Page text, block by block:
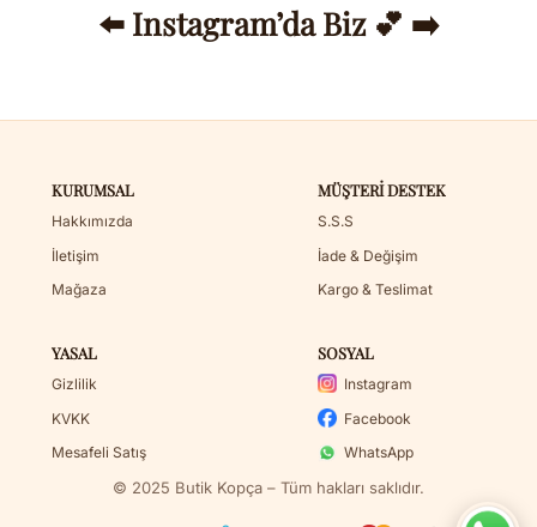
⬅️ Instagram’da Biz 💕 ➡️
KURUMSAL
Hakkımızda
İletişim
Mağaza
MÜŞTERI DESTEK
S.S.S
İade & Değişim
Kargo & Teslimat
YASAL
Gizlilik
KVKK
Mesafeli Satış
SOSYAL
Instagram
Facebook
WhatsApp
© 2025 Butik Kopça – Tüm hakları saklıdır.